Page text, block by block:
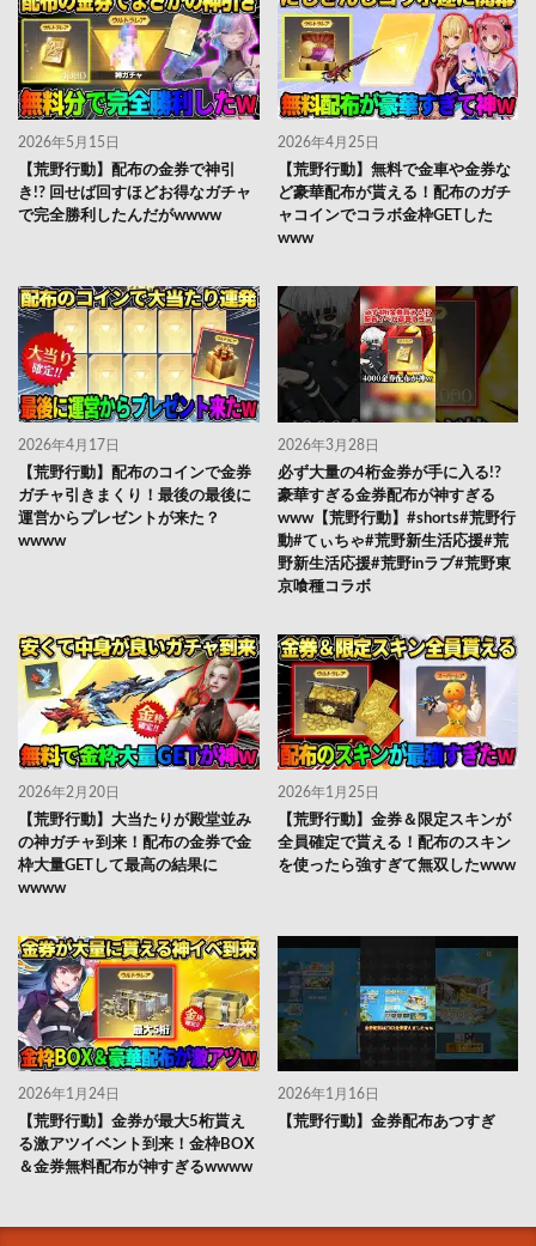
2026年5月15日
【荒野行動】配布の金券で神引
き!? 回せば回すほどお得なガチャ
で完全勝利したんだがwwww
2026年4月25日
【荒野行動】無料で金車や金券な
ど豪華配布が貰える！配布のガチ
ャコインでコラボ金枠GETした
www
2026年4月17日
【荒野行動】配布のコインで金券
ガチャ引きまくり！最後の最後に
運営からプレゼントが来た？
wwww
2026年3月28日
必ず大量の4桁金券が手に入る!?
豪華すぎる金券配布が神すぎる
www【荒野行動】#shorts#荒野行
動#てぃちゃ#荒野新生活応援#荒
野新生活応援#荒野inラブ#荒野東
京喰種コラボ
2026年2月20日
【荒野行動】大当たりが殿堂並み
の神ガチャ到来！配布の金券で金
枠大量GETして最高の結果に
wwww
2026年1月25日
【荒野行動】金券＆限定スキンが
全員確定で貰える！配布のスキン
を使ったら強すぎて無双したwww
2026年1月24日
【荒野行動】金券が最大5桁貰え
る激アツイベント到来！金枠BOX
＆金券無料配布が神すぎるwwww
2026年1月16日
【荒野行動】金券配布あつすぎ